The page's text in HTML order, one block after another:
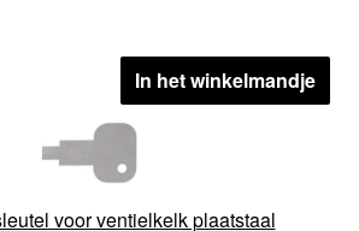
In het winkelmandje
voor ventielkelk plaatstaal